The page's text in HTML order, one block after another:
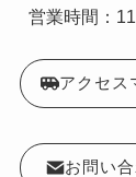
営業時間：
アクセス
お問い